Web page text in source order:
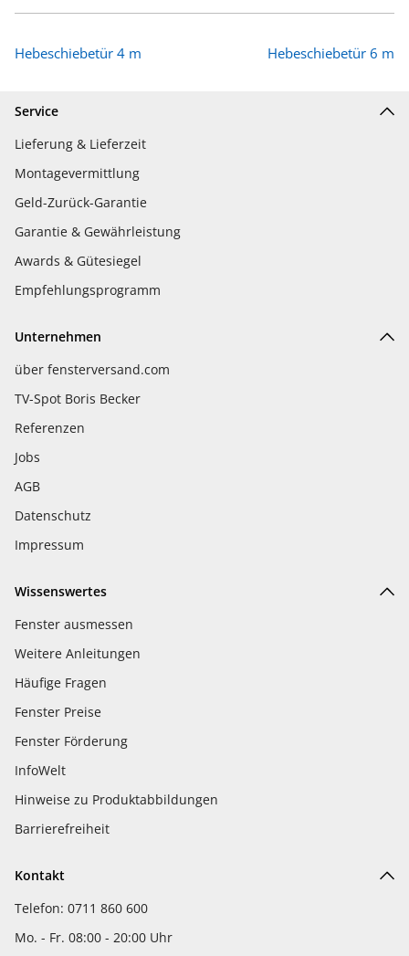
Hebeschiebetür 4 m Hebeschiebetür 6 m
Service
Lieferung & Lieferzeit
Montagevermittlung
Geld-Zurück-Garantie
Garantie & Gewährleistung
Awards & Gütesiegel
Empfehlungsprogramm
Unternehmen
über fensterversand.com
TV-Spot Boris Becker
Referenzen
Jobs
AGB
Datenschutz
Impressum
Wissenswertes
Fenster ausmessen
Weitere Anleitungen
Häufige Fragen
Fenster Preise
Fenster Förderung
InfoWelt
Hinweise zu Produktabbildungen
Barrierefreiheit
Kontakt
Telefon: 0711 860 600
Mo. - Fr. 08:00 - 20:00 Uhr